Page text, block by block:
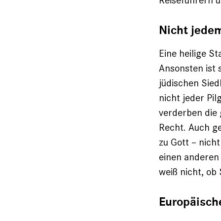
Nicht
Eine heilige
Ansonsten ist
jüdischen
nicht jeder
verderben
Recht. Auch
zu Gott –
einen
weiß nicht, ob